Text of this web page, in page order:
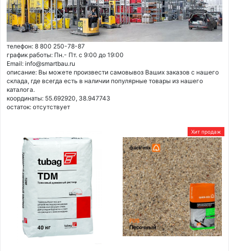
телефон: 8 800 250-78-87
график работы: Пн.- Пт. с 9:00 до 19:00
Email: info@smartbau.ru
описание: Вы можете произвести самовывоз Ваших заказов с нашего
склада, где всегда есть в наличии популярные товары из нашего
каталога.
координаты: 55.692920, 38.947743
остаток: отсутствует
Хит продаж